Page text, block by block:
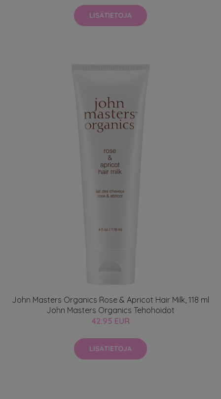
LISÄTIETOJA
John Masters Organics Rose & Apricot Hair Milk, 118 ml
John Masters Organics Tehohoidot
42.95 EUR
LISÄTIETOJA